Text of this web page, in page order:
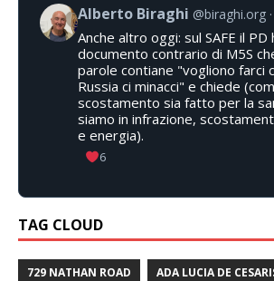
Alberto Biraghi @biraghi.org
Anche altro oggi: sul SAFE il
documento contrario di M5S
parole contiane "vogliono farci
Russia ci minacci" e chiede
scostamento sia fatto per la
siamo in infrazione,
e energia).
6
TAG CLOUD
729 NATHAN ROAD ADA LUCIA DE